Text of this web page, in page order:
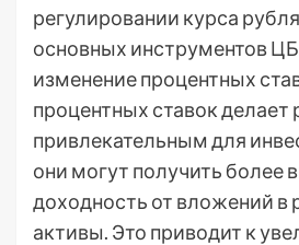
регулировании курса
основных инструментов
изменение процентных
процентных ставок делает
привлекательным для
они могут получить более
доходность от вложений в
активы. Это приводит к